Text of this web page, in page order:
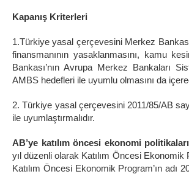
Kapanış Kriterleri
1.Türkiye yasal çerçevesini Merkez
finansmanının yasaklanmasını, kamu
Bankası’nın Avrupa Merkez Bankaları
AMBS hedefleri ile uyumlu olmasını da
2. Türkiye yasal çerçevesini 2011/85/AB
ile uyumlaştırmalıdır.
AB’ye katılım öncesi ekonomi
yıl düzenli olarak Katılım Öncesi
Katılım Öncesi Ekonomik Program’ın adı